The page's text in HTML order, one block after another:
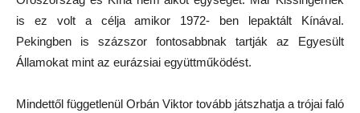
is ez volt a célja amikor 1972- ben lepaktált Kínával.
Pekingben is százszor fontosabbnak tartják az Egyesült
Államokat mint az eurázsiai együttműködést.
Mindettől függetlenül Orbán Viktor tovább játszhatja a trójai faló